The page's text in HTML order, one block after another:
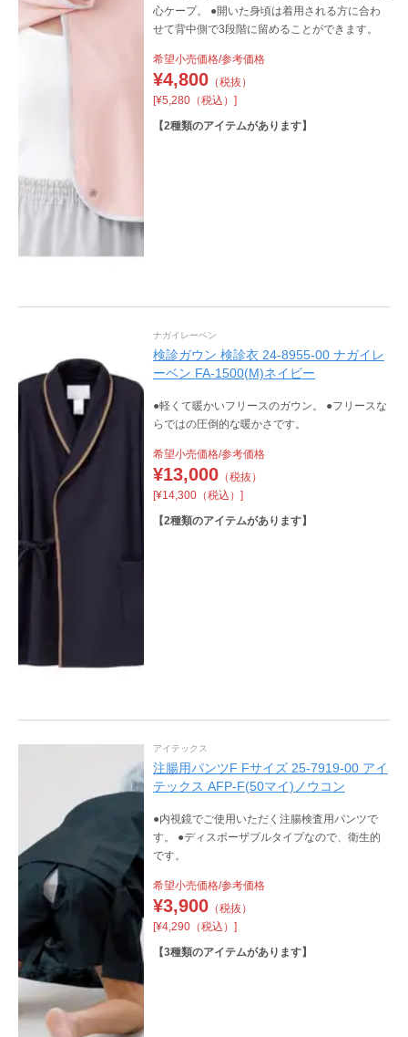
心ケープ。 ●開いた身頃は着用される方に合わ
せて背中側で3段階に留めることができます。
希望小売価格/参考価格
¥4,800（税抜）
[¥5,280（税込）]
【2種類のアイテムがあります】
ナガイレーベン
検診ガウン 検診衣 24-8955-00 ナガイレ
ーベン FA-1500(M)ネイビー
●軽くて暖かいフリースのガウン。 ●フリースな
らではの圧倒的な暖かさです。
希望小売価格/参考価格
¥13,000（税抜）
[¥14,300（税込）]
【2種類のアイテムがあります】
アイテックス
注腸用パンツF Fサイズ 25-7919-00 アイ
テックス AFP-F(50マイ)ノウコン
●内視鏡でご使用いただく注腸検査用パンツで
す。 ●ディスポーザブルタイプなので、衛生的
です。
希望小売価格/参考価格
¥3,900（税抜）
[¥4,290（税込）]
【3種類のアイテムがあります】